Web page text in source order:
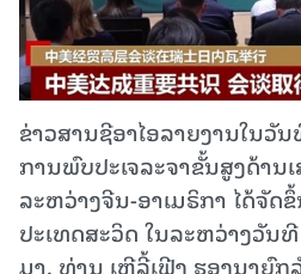
ຂ່າວສານຊີອາໄອລາຍງານໃນວັ
ການພົບປະເຈລະຈາຂັ້ນສູງດ້ານ
ລະຫວ່າງຈີນ-ອາເມຣິກາ ໄດ້ຈັດ
ປະເທດສະວິດ ໃນລະຫວ່າງວັນ
ມາ. ທ່ານ ເຫີລີ້ເຟີງ ຮອງນາຍົ